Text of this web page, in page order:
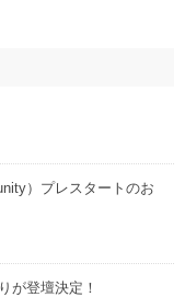
）プレスタートのお
が登壇決定！